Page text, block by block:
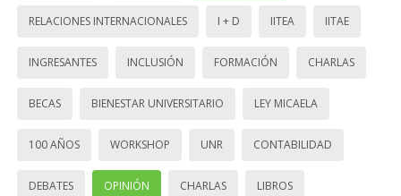
RELACIONES INTERNACIONALES I + D IITEA IITAE
INGRESANTES INCLUSIÓN FORMACIÓN CHARLAS
BECAS BIENESTAR UNIVERSITARIO LEY MICAELA
100 AÑOS WORKSHOP UNR CONTABILIDAD
DEBATES OPINIÓN CHARLAS LIBROS